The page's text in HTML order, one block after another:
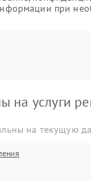
при
на услуги
на текущую